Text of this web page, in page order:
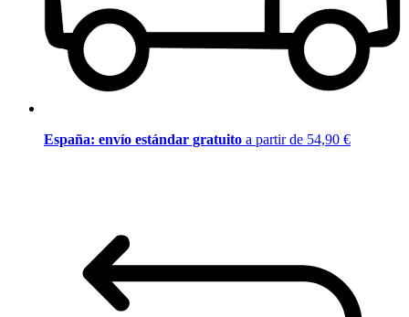
España: envío estándar gratuito a partir de 54,90 €